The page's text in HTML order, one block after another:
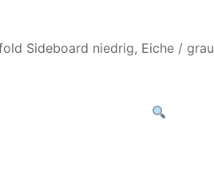
Sideboard niedrig, Eiche / grau